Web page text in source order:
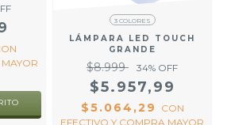
3 COLORES
LÁMPARA LED TOUCH
GRANDE
$8.999 34% OFF
$5.957,99
$5.064,29
CON
EFECTIVO Y COMPRA MAYOR